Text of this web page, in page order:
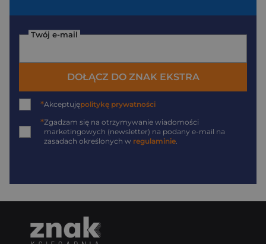
Twój e-mail
DOŁĄCZ DO ZNAK EKSTRA
*Akceptujępolitykę prywatności
*Zgadzam się na otrzymywanie wiadomości
marketingowych (newsletter) na podany e-mail na
zasadach określonych w regulaminie.